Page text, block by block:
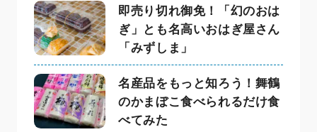
即売り切れ御免！「幻のおは
ぎ」とも名高いおはぎ屋さん
「みずしま」
名産品をもっと知ろう！舞鶴
のかまぼこ食べられるだけ食
べてみた